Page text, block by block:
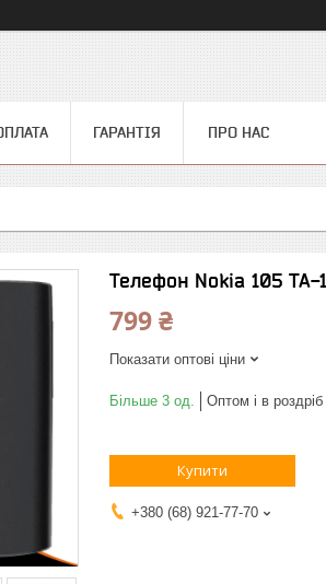
ГАРАНТІЯ ПРО НАС
Телефон Nokia 105
799 ₴
Показати оптові ціни
Більше 3 од. Оптом і в роздріб
Купити
+380 (68) 921-77-70